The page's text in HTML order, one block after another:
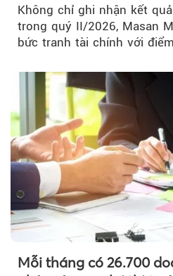
Không chỉ ghi nhận kết
trong quý II/2026, Masan
bức tranh tài chính với
Mỗi tháng có 26.700